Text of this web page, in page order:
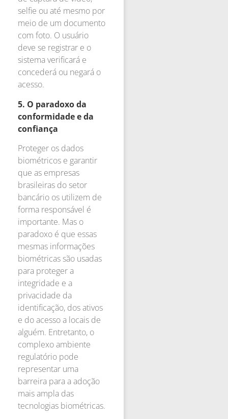
selfie ou até mesmo por
meio de um documento
com foto. O usuário
deve se registrar e o
sistema verificará e
concederá ou negará o
acesso.
5. O paradoxo da
conformidade e da
confiança
Proteger os dados
biométricos e garantir
que as empresas
brasileiras do setor
bancário os utilizem de
forma responsável é
importante. Mas o
paradoxo é que essas
mesmas informações
biométricas são usadas
para proteger a
integridade e a
privacidade da
identificação, dos ativos
e do acesso a locais de
alguém. Entretanto, o
complexo ambiente
regulatório pode
representar uma
barreira para a adoção
mais ampla das
tecnologias biométricas.